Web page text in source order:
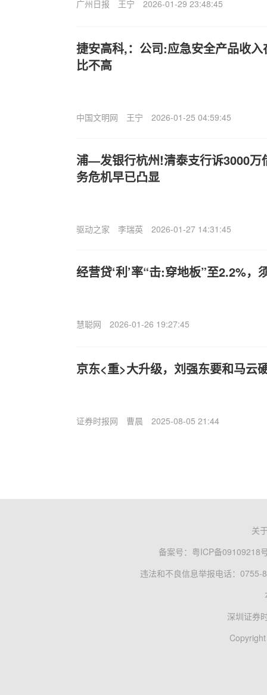
广州日报 王宁 2026-01-29 23:48:45
捷安高科,：公司:应急安全产品收
比不高
中国文明网 王宁 2026-01-25 04:59:45
浦—发银行杭州!清泰支行诉3000万
务危机早已凸显
驱动之家 李瑞英 2026-01-27 14:31:45
经营贷‘利’率“击:穿地板”至2.2%，
慧聪网 2026-01-26 19:27:45
京东<重>大升级，刘强东要和马云
证券时报网 曹晨 2025-08-05 21:44
关
备案号： 粤ICP备09109218
违法和不良信息举报电话：0755-
深圳证券